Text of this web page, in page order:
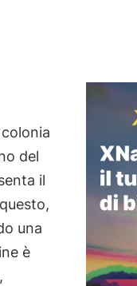
del
il
una
è